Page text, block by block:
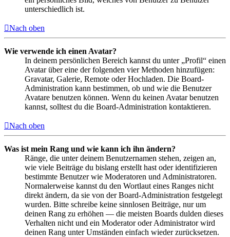
unterschiedlich ist.
Nach oben
Wie verwende ich einen Avatar?
In deinem persönlichen Bereich kannst du unter „Profil“ einen
Avatar über eine der folgenden vier Methoden hinzufügen:
Gravatar, Galerie, Remote oder Hochladen. Die Board-
Administration kann bestimmen, ob und wie die Benutzer
Avatare benutzen können. Wenn du keinen Avatar benutzen
kannst, solltest du die Board-Administration kontaktieren.
Nach oben
Was ist mein Rang und wie kann ich ihn ändern?
Ränge, die unter deinem Benutzernamen stehen, zeigen an,
wie viele Beiträge du bislang erstellt hast oder identifizieren
bestimmte Benutzer wie Moderatoren und Administratoren.
Normalerweise kannst du den Wortlaut eines Ranges nicht
direkt ändern, da sie von der Board-Administration festgelegt
wurden. Bitte schreibe keine sinnlosen Beiträge, nur um
deinen Rang zu erhöhen — die meisten Boards dulden dieses
Verhalten nicht und ein Moderator oder Administrator wird
deinen Rang unter Umständen einfach wieder zurücksetzen.